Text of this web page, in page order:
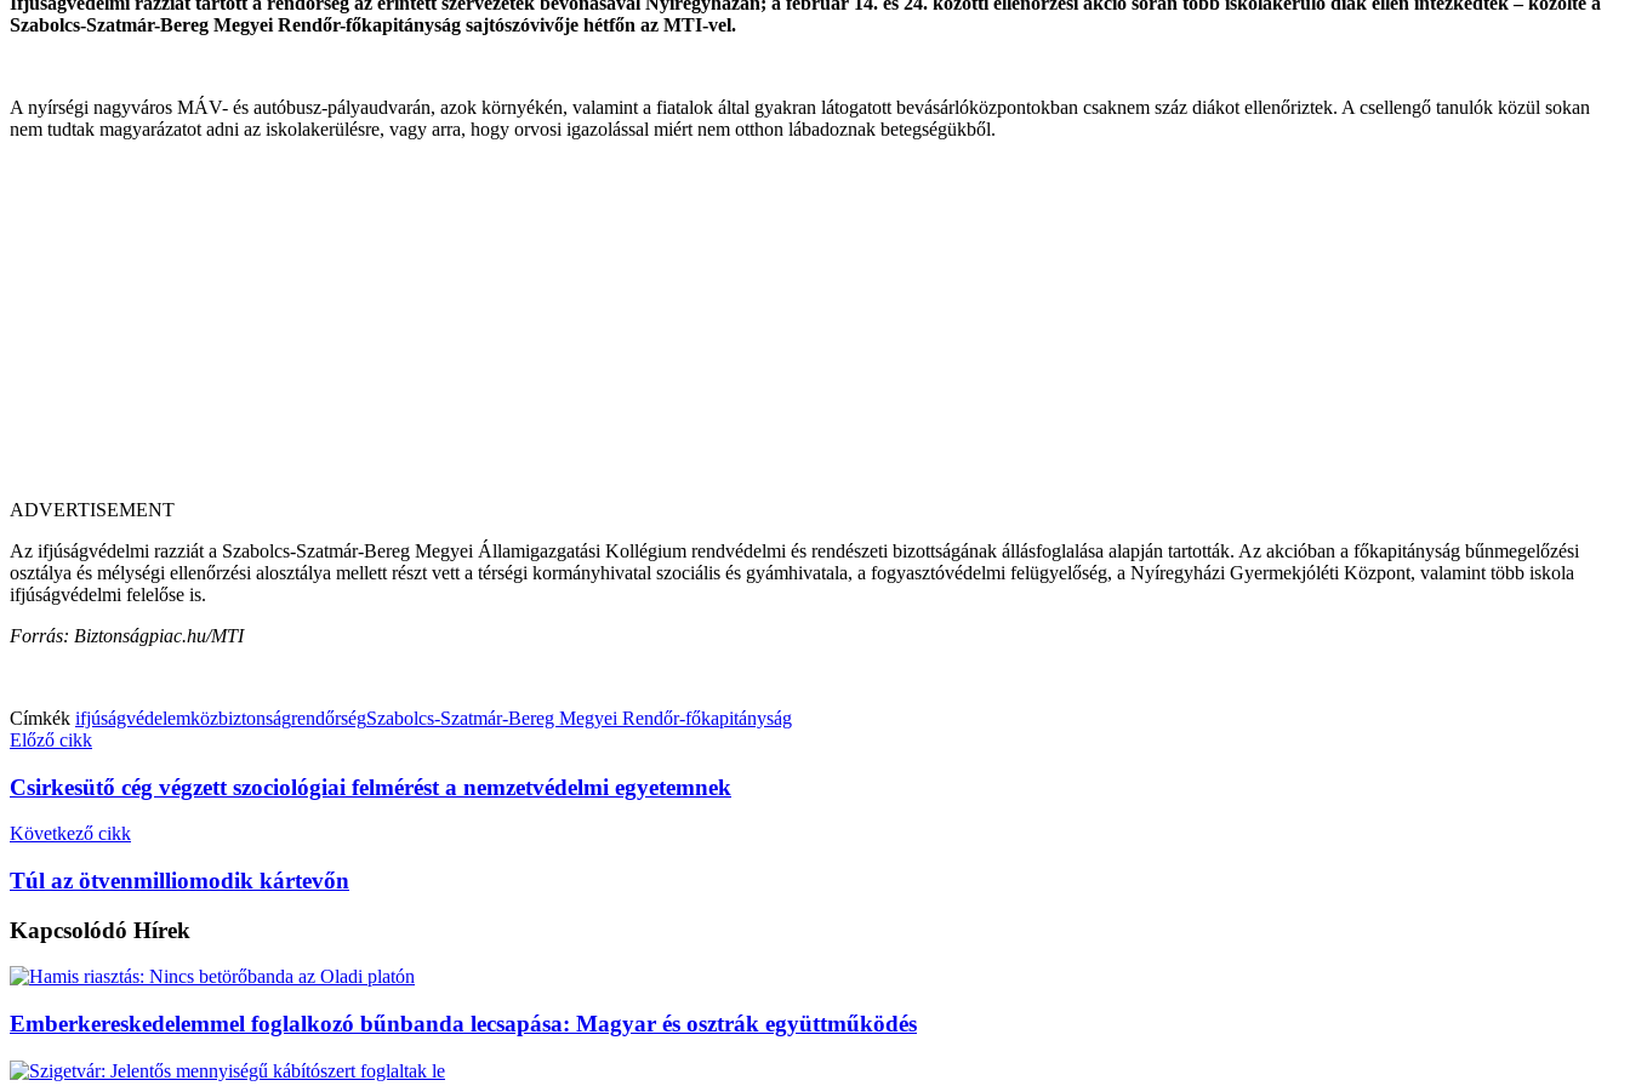
Szabolcs-Szatmár-Bereg Megyei Rendőr-főkapitányság sajtószóvivője hétfőn az MTI-vel.
A nyírségi nagyváros MÁV- és autóbusz-pályaudvarán, azok környékén, valamint a fiatalok által gyakran látogatott bevásárlóközpontokban csaknem száz diákot ellenőriztek. A csellengő tanulók közül sokan
nem tudtak magyarázatot adni az iskolakerülésre, vagy arra, hogy orvosi igazolással miért nem otthon lábadoznak betegségükből.
ADVERTISEMENT
Az ifjúságvédelmi razziát a Szabolcs-Szatmár-Bereg Megyei Államigazgatási Kollégium rendvédelmi és rendészeti bizottságának állásfoglalása alapján tartották. Az akcióban a főkapitányság bűnmegelőzési
osztálya és mélységi ellenőrzési alosztálya mellett részt vett a térségi kormányhivatal szociális és gyámhivatala, a fogyasztóvédelmi felügyelőség, a Nyíregyházi Gyermekjóléti Központ, valamint több iskola
ifjúságvédelmi felelőse is.
Forrás: Biztonságpiac.hu/MTI
Címkék ifjúságvédelemközbiztonságrendőrségSzabolcs-Szatmár-Bereg Megyei Rendőr-főkapitányság
Előző cikk
Csirkesütő cég végzett szociológiai felmérést a nemzetvédelmi egyetemnek
Következő cikk
Túl az ötvenmilliomodik kártevőn
Kapcsolódó Hírek
Emberkereskedelemmel foglalkozó bűnbanda lecsapása: Magyar és osztrák együttműködés